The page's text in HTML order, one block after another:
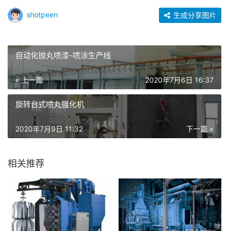
shotpeen 生成分享图片
自动化抛丸喷漆-喷涂生产线
« 上一篇 2020年7月6日 16:37
旋转台式喷丸强化机
下一篇 »
2020年7月9日 11:32
相关推荐